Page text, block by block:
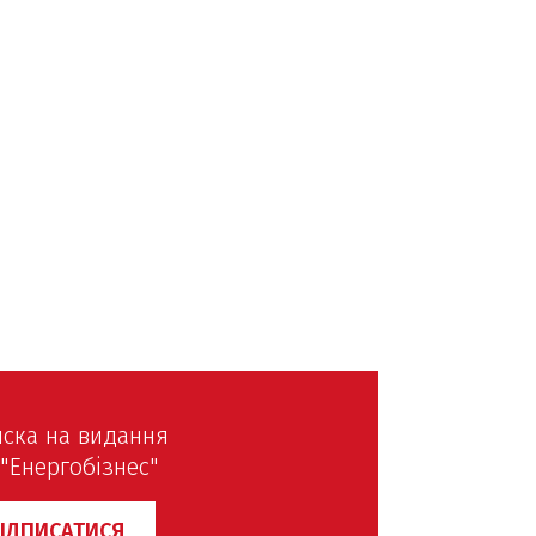
на видання